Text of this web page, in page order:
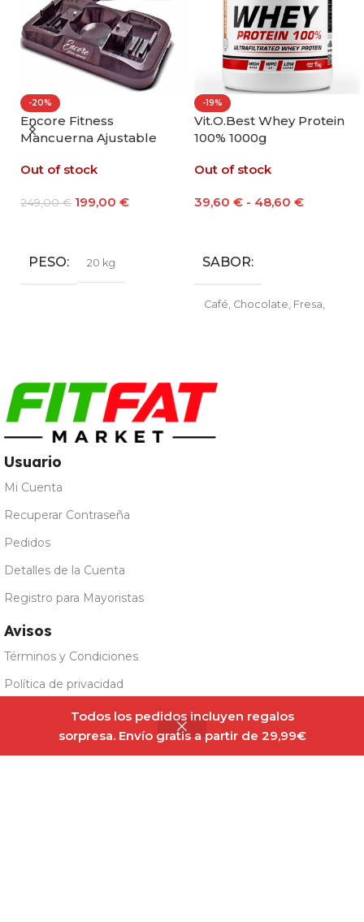
Todos los pedidos incluyen regalos
sorpresa. Envío gratis a partir de 29,99€
-20%
Encore Fitness
Mancuerna Ajustable
Out of stock
249,00€ 199,00 €
PESO 20 kg
-19%
Vit.O.Best Whey Protein
100% 1000g
Out of stock
39,60 € - 48,60 €
SABOR
Café, Chocolate, Fresa,
Usuario
Mi Cuenta
Recuperar Contraseña
Pedidos
Detalles de la Cuenta
Registro para Mayoristas
Avisos
Términos y Condiciones
Política de privacidad
Sobre Nosotros
Nutrition
Antartic Krill
19,50€
Sin
existencias